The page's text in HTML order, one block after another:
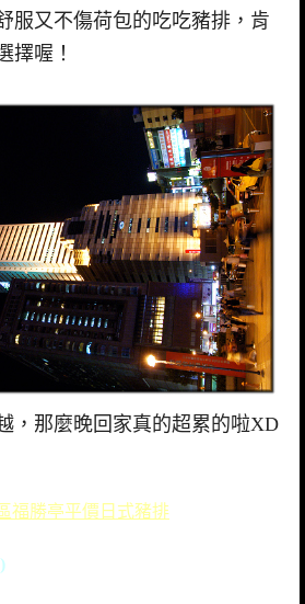
服又不傷荷包的吃吃豬排，肯
擇喔！
那麼晚回家真的超累的啦XD
福勝亭平價日式豬排